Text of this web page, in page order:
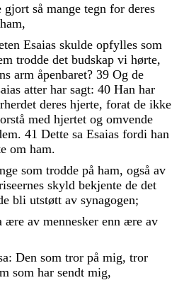
gjort så mange tegn for deres
ham,
Esaias skulde opfylles som
trodde det budskap vi hørte,
arm åpenbaret? 39 Og de
atter har sagt: 40 Han har
deres hjerte, forat de ikke
med hjertet og omvende
. 41 Dette sa Esaias fordi han
om ham.
som trodde på ham, også av
skyld bekjente de det
bli utstøtt av synagogen;
ære av mennesker enn ære av
: Den som tror på mig, tror
som har sendt mig,